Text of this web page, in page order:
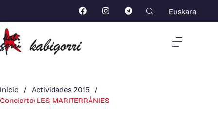
Euskara
Inicio / Actividades 2015
/
Concierto: LES MARITERRÀNIES